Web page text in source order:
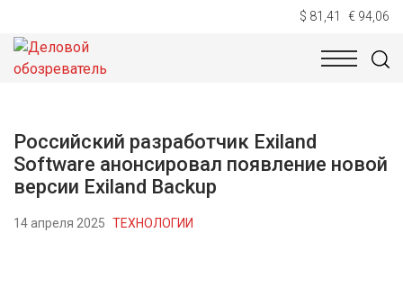
$ 81,41 € 94,06
НОВОСТИ
Российский разработчик Exiland
Software анонсировал появление новой
версии Exiland Backup
14 апреля 2025 ТЕХНОЛОГИИ